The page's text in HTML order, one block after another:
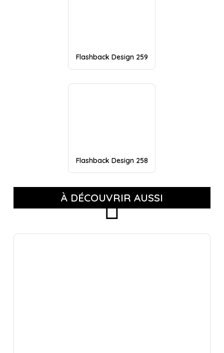
Flashback Design 259
Flashback Design 258
À DÉCOUVRIR AUSSI